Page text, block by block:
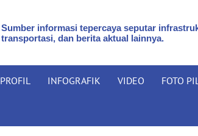
Sumber informasi tepercaya seputar
transportasi, dan berita aktual lainnya.
PROFIL INFOGRAFIK VIDEO FOTO